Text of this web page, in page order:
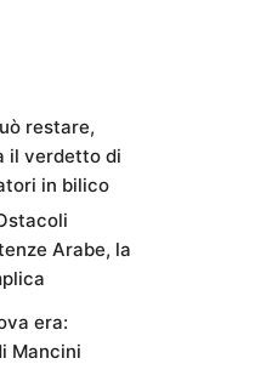
restare,
il verdetto di
in bilico
Arabe, la
era:
Mancini